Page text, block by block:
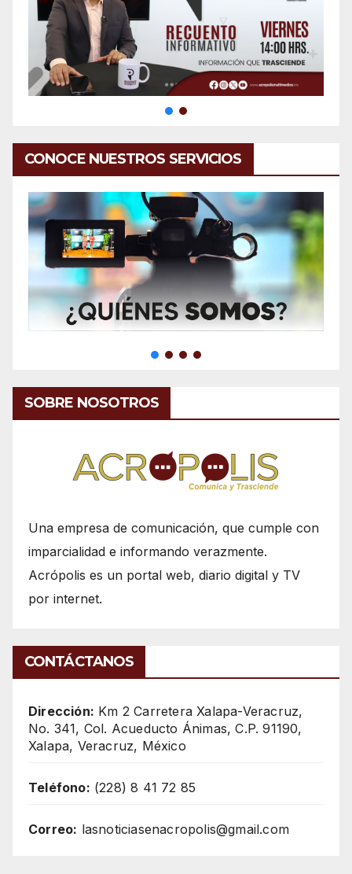
CONOCE NUESTROS SERVICIOS
SOBRE NOSOTROS
Una empresa de comunicación, que cumple con
imparcialidad e informando verazmente.
Acrópolis es un portal web, diario digital y TV
por internet.
CONTÁCTANOS
Dirección: Km 2 Carretera Xalapa-Veracruz,
No. 341, Col. Acueducto Ánimas, C.P. 91190,
Xalapa, Veracruz, México
Teléfono: (228) 8 41 72 85
Correo: lasnoticiasenacropolis@gmail.com